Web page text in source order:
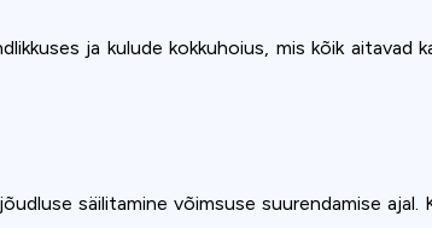
ja kulude kokkuhoius, mis kõik aitavad
säilitamine võimsuse suurendamise ajal.